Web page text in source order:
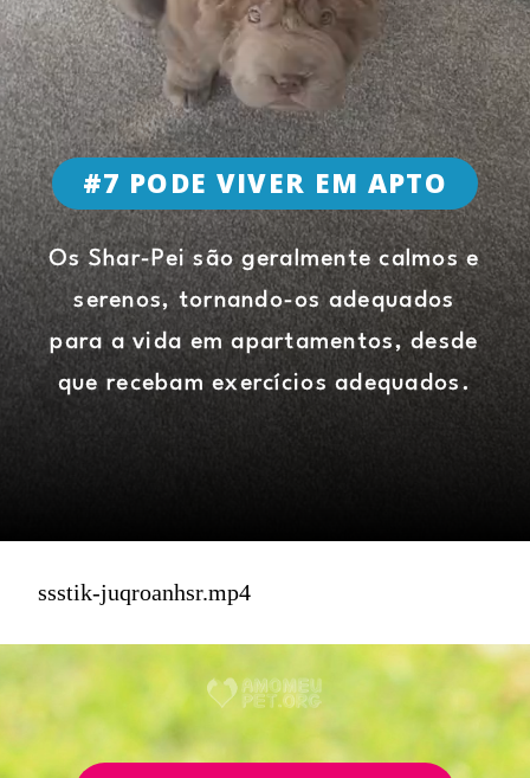
Os Shar-Pei são geralmente calmos e
serenos, tornando-os adequados
para a vida em apartamentos, desde
que recebam exercícios adequados.
#7 PODE VIVER EM APTO
ssstik-juqroanhsr.mp4